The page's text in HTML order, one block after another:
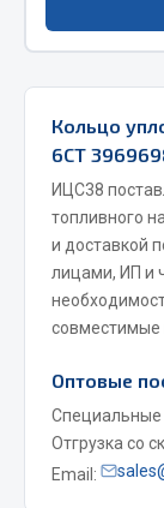
Угольники
Весь раздел
Силовое
Слесарный
Кольцо
6CT
ИЦС38
топливного
и доставкой
лицами, ИП и
совместимые
Оптовые
Специальные
Отгрузка со
Email: